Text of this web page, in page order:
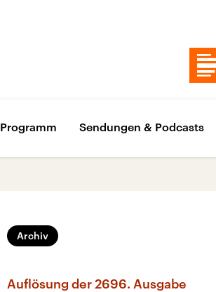
Programm Sendungen & Podcasts
Archiv
Auflösung der 2696. Ausgabe